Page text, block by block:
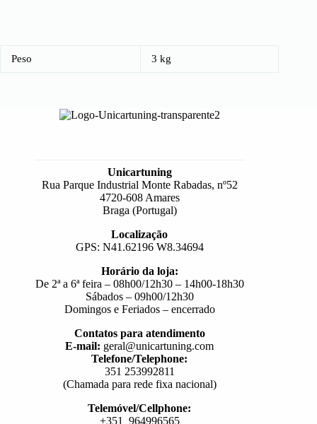
Peso 3 kg
Unicartuning
Rua Parque Industrial Monte Rabadas, nº52
4720-608 Amares
Braga (Portugal)
Localização
GPS: N41.62196 W8.34694
Horário da loja:
De 2ª a 6ª feira – 08h00/12h30 – 14h00-18h30
Sábados – 09h00/12h30
Domingos e Feriados – encerrado
Contatos para atendimento
E-mail: geral@unicartuning.com
Telefone/Telephone:
351 253992811
(Chamada para rede fixa nacional)
Telemóvel/Cellphone:
+351 964996565